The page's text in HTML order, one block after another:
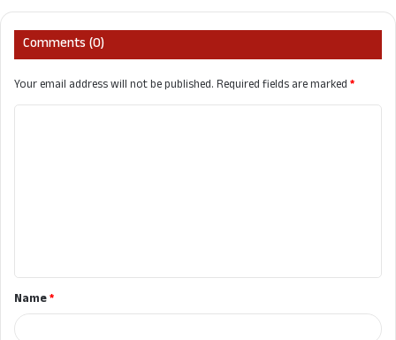
Comments (0)
Your email address will not be published.Required fields are marked*
t
*Name*